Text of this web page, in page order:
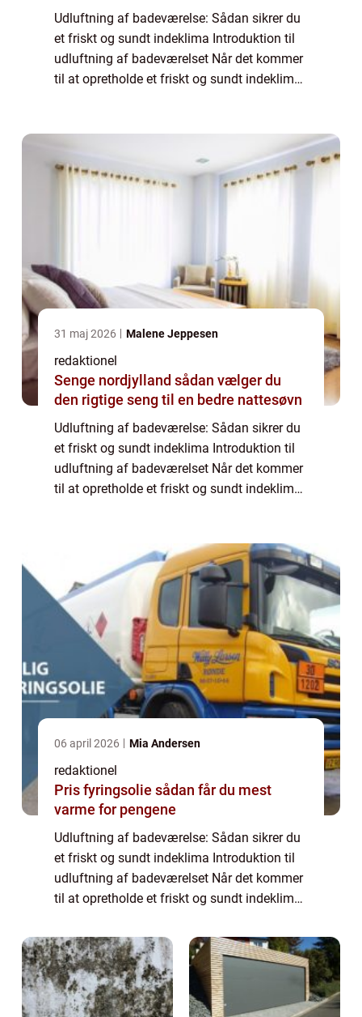
Udluftning af badeværelse: Sådan sikrer du
et friskt og sundt indeklima Introduktion til
udluftning af badeværelset Når det kommer
til at opretholde et friskt og sundt indeklima i
31 maj 2026 Malene Jeppesen
redaktionel
Senge nordjylland sådan vælger du
den rigtige seng til en bedre nattesøvn
Udluftning af badeværelse: Sådan sikrer du
et friskt og sundt indeklima Introduktion til
udluftning af badeværelset Når det kommer
til at opretholde et friskt og sundt indeklima i
06 april 2026 Mia Andersen
redaktionel
Pris fyringsolie sådan får du mest
varme for pengene
Udluftning af badeværelse: Sådan sikrer du
et friskt og sundt indeklima Introduktion til
udluftning af badeværelset Når det kommer
til at opretholde et friskt og sundt indeklima i
de vigtigste faktorer at...